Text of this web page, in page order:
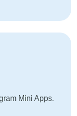
Mini Apps.